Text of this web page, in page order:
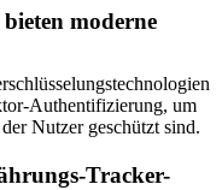
moderne
Authentifizierung, um
Nutzer geschützt sind.
Tracker-